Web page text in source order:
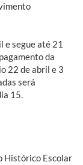
e segue até 21
da
22 de abril e 3
será
15.
Histórico Escolar